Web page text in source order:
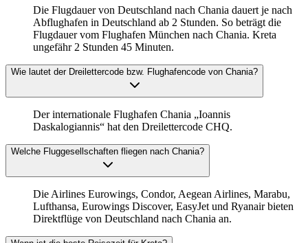
Die Flugdauer von Deutschland nach Chania dauert je nach
Abflughafen in Deutschland ab 2 Stunden. So beträgt die
Flugdauer vom Flughafen München nach Chania. Kreta
ungefähr 2 Stunden 45 Minuten.
Wie lautet der Dreilettercode bzw. Flughafencode von Chania?
Der internationale Flughafen Chania „Ioannis
Daskalogiannis“ hat den Dreilettercode CHQ.
Welche Fluggesellschaften fliegen nach Chania?
Die Airlines Eurowings, Condor, Aegean Airlines, Marabu,
Lufthansa, Eurowings Discover, EasyJet und Ryanair bieten
Direktflüge von Deutschland nach Chania an.